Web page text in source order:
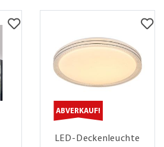
ABVERKAUF!
LED-Deckenleuchte